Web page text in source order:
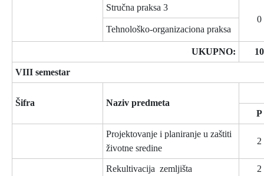
Stručna praksa 3
0
Tehnološko-organizaciona praksa
UKUPNO: 10
VIII semestar
Šifra
Naziv predmeta
P
Projektovanje i planiranje u zaštiti
životne sredine
2
Rekultivacija zemljišta 2